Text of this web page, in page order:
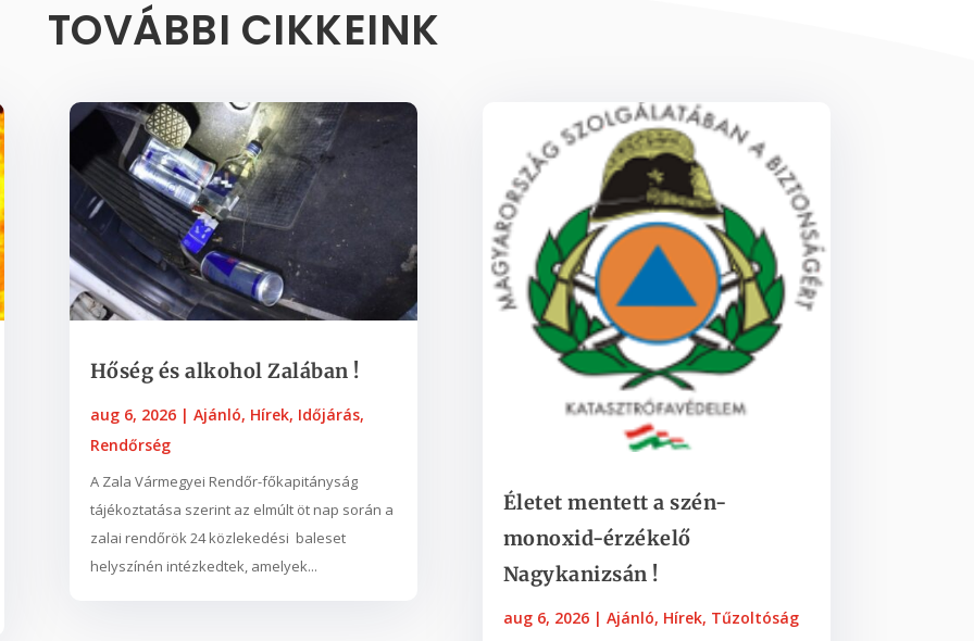
TOVÁBBI CIKKEINK
Hőség és alkohol Zalában !
aug 6, 2026| Ajánló, Hírek, Időjárás,
Rendőrség
A Zala Vármegyei Rendőr-főkapitányság
tájékoztatása szerint az elmúlt öt nap során a
zalai rendőrök 24 közlekedési baleset
helyszínén intézkedtek, amelyek...
Életet mentett a szén-
monoxid-érzékelő
Nagykanizsán !
aug 6, 2026| Ajánló, Hírek, Tűzoltóság